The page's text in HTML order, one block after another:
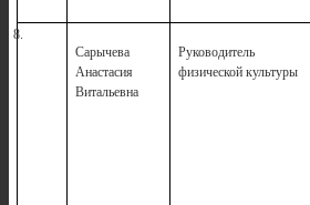
8.
Сарычева
Анастасия
Витальевна
Руководитель
физической культуры